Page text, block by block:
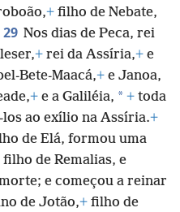
+ filho de Nebate,
29 Nos dias de Peca, rei
+ rei da Assíria,+ e
Bete-Maacá,+ e Janoa,
+ e a Galiléia, * + toda
los ao exílio na Assíria.+
de Elá, formou uma
de Remalias, e
e começou a reinar
de Jotão,+ filho de